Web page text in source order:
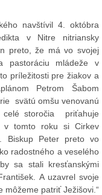
navštívil 4. októbra
v Nitre nitriansky
preto, že má vo svojej
pastoráciu mládeže v
príležitosti pre žiakov a
Petrom Šabom
svätú omšu venovanú
celé storočia priťahuje
v tomto roku si Cirkev
Biskup Peter preto vo
radostného a veselého
sa stali kresťanskými
A uzavrel svoje
môžeme patriť Ježišovi.“